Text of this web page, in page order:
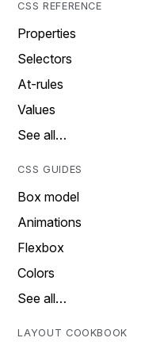
CSS REFERENCE
Properties
Selectors
At-rules
Values
See all…
CSS GUIDES
Box model
Animations
Flexbox
Colors
See all…
LAYOUT COOKBOOK